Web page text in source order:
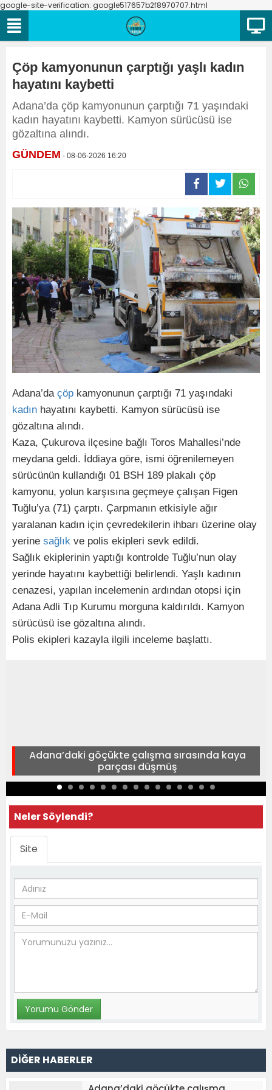
google-site-verification: google517657b2f8970707.html
Çöp kamyonunun çarptığı yaşlı kadın
hayatını kaybetti
Adana’da çöp kamyonunun çarptığı 71 yaşındaki
kadın hayatını kaybetti. Kamyon sürücüsü ise
gözaltına alındı.
GÜNDEM - 08-06-2026 16:20
Adana’da çöp kamyonunun çarptığı 71 yaşındaki
kadın hayatını kaybetti. Kamyon sürücüsü ise
gözaltına alındı.
Kaza, Çukurova ilçesine bağlı Toros Mahallesi’nde
meydana geldi. İddiaya göre, ismi öğrenilemeyen
sürücünün kullandığı 01 BSH 189 plakalı çöp
kamyonu, yolun karşısına geçmeye çalışan Figen
Tuğlu’ya (71) çarptı. Çarpmanın etkisiyle ağır
yaralanan kadın için çevredekilerin ihbarı üzerine olay
yerine sağlık ve polis ekipleri sevk edildi.
Sağlık ekiplerinin yaptığı kontrolde Tuğlu’nun olay
yerinde hayatını kaybettiği belirlendi. Yaşlı kadının
cenazesi, yapılan incelemenin ardından otopsi için
Adana Adli Tıp Kurumu morguna kaldırıldı. Kamyon
sürücüsü ise gözaltına alındı.
Polis ekipleri kazayla ilgili inceleme başlattı.
Adana’daki göçükte çalışma sırasında kaya
parçası düşmüş
Neler Söylendi?
Site
DİĞER HABERLER